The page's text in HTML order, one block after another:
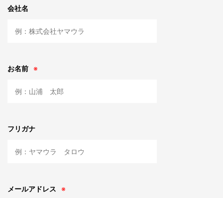
会社名
お名前 ※
フリガナ
メールアドレス ※